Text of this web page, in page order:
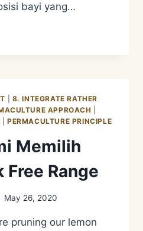
bayi yang…
8. INTEGRATE RATHER
APPROACH
|PERMACULTURE PRINCIPLE
Memilih
Range
May 26, 2020
pruning our lemon